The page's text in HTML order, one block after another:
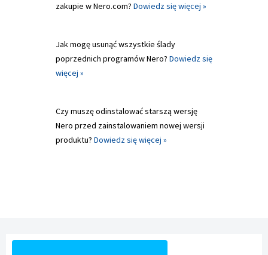
zakupie w Nero.com? Dowiedz się więcej »
Jak mogę usunąć wszystkie ślady
poprzednich programów Nero? Dowiedz się
więcej »
Czy muszę odinstalować starszą wersję
Nero przed zainstalowaniem nowej wersji
produktu? Dowiedz się więcej »